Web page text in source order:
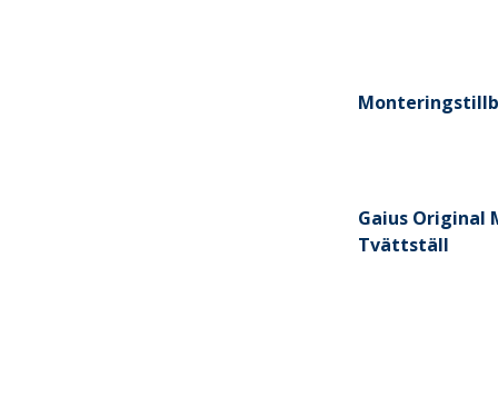
Gaius Original
Tvättställ